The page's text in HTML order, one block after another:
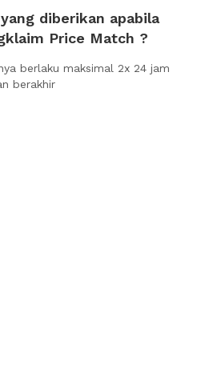
diberikan apabila
Price Match ?
berlaku maksimal 2x 24 jam
berakhir